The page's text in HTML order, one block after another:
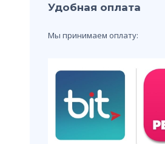
Удобная оплата
Мы принимаем оплату: